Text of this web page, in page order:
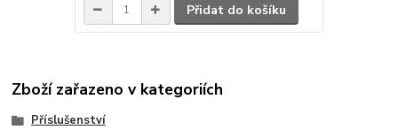
Přidat do košíku
Zboží zařazeno v kategoriích
Příslušenství